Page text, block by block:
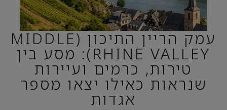
עמק הריין התיכון (MIDDLE
RHINE VALLEY): מסע בין
טירות, כרמים ועיירות
שנראות כאילו יצאו מספר
אגדות